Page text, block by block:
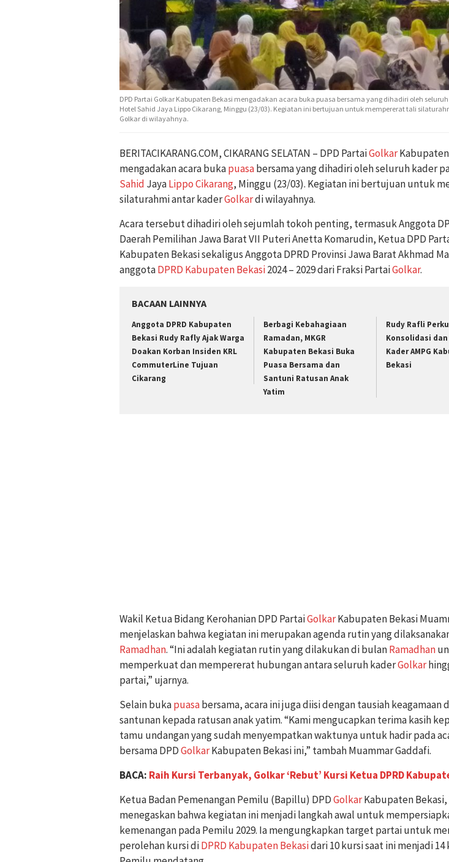
DPD Partai Golkar Kabupaten Bekasi mengadakan acara buka puasa bersama yang dihadiri oleh
Hotel Sahid Jaya Lippo Cikarang, Minggu (23/03). Kegiatan ini bertujuan untuk mempererat tali
Golkar di wilayahnya.
BERITACIKARANG.COM, CIKARANG SELATAN – DPD PartaiGolkar
mengadakan acara bukapuasabersama yang dihadiri oleh seluruh kader
Sahid JayaLippo Cikarang, Minggu (23/03). Kegiatan ini bertujuan untuk
silaturahmi antar kaderGolkardi wilayahnya.
Acara tersebut dihadiri oleh sejumlah tokoh penting, termasuk Anggota
Daerah Pemilihan Jawa Barat VII Puteri Anetta Komarudin, Ketua DPD
Kabupaten Bekasi sekaligus Anggota DPRD Provinsi Jawa Barat Akhmad
anggotaDPRD Kabupaten Bekasi2024 – 2029 dari Fraksi PartaiGolkar.
BACAAN LAINNYA
Anggota DPRD Kabupaten
Bekasi Rudy Rafly Ajak Warga
Doakan Korban Insiden KRL
CommuterLine Tujuan
Cikarang
Berbagi Kebahagiaan
Ramadan, MKGR
Kabupaten Bekasi Buka
Puasa Bersama dan
Santuni Ratusan Anak
Yatim
Rudy Rafli
Konsolidasi
Kader AMPG
Bekasi
Wakil Ketua Bidang Kerohanian DPD PartaiGolkarKabupaten Bekasi
menjelaskan bahwa kegiatan ini merupakan agenda rutin yang
Ramadhan. “Ini adalah kegiatan rutin yang dilakukan di bulanRamadhan
memperkuat dan mempererat hubungan antara seluruh kaderGolkar
partai,” ujarnya.
Selain bukapuasabersama, acara ini juga diisi dengan tausiah keagamaan
santunan kepada ratusan anak yatim. “Kami mengucapkan terima kasih
tamu undangan yang sudah menyempatkan waktunya untuk hadir pada
bersama DPDGolkarKabupaten Bekasi ini,” tambah Muammar Gaddafi.
BACA: Raih Kursi Terbanyak, Golkar ‘Rebut’ Kursi Ketua DPRD
Ketua Badan Pemenangan Pemilu (Bapillu) DPDGolkarKabupaten Bekasi,
menegaskan bahwa kegiatan ini menjadi langkah awal untuk
kemenangan pada Pemilu 2029. Ia mengungkapkan target partai untuk
perolehan kursi diDPRD Kabupaten Bekasidari 10 kursi saat ini menjadi 14